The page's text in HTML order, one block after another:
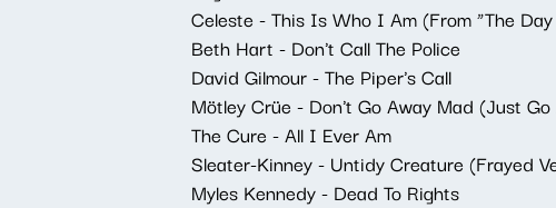
Celeste - This Is Who I Am (From “The
Beth Hart - Don't Call The Police
David Gilmour - The Piper's Call
Mötley Crüe - Don't Go Away Mad (Just
The Cure - All I Ever Am
Sleater-Kinney - Untidy Creature (Frayed
Myles Kennedy - Dead To Rights